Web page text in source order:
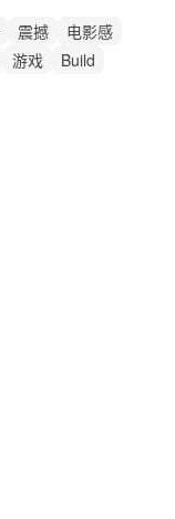
震撼
电影感
游戏
Build